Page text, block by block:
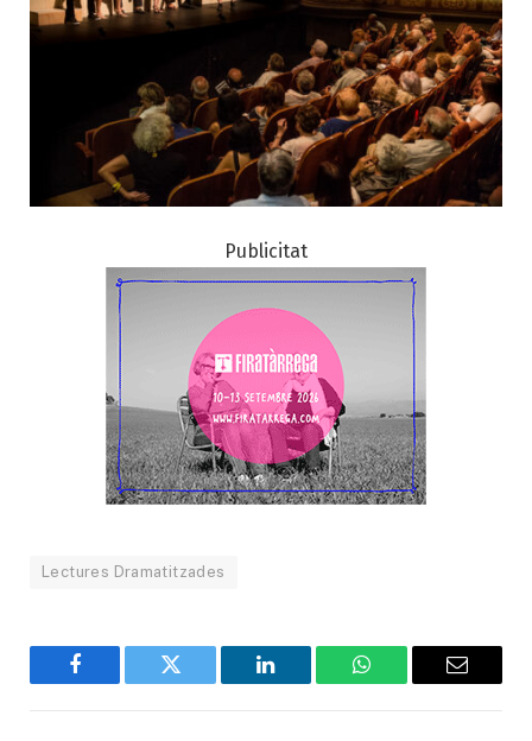
Publicitat
Lectures Dramatitzades
Facebook Twitter LinkedIn WhatsAppEmail